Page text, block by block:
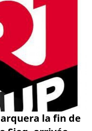
la fin de